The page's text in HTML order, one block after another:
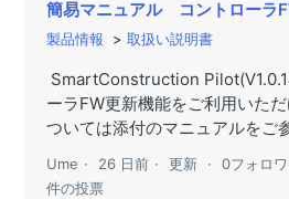
簡易マニュアル コントローラ
製品情報 取扱い説明書
SmartConstruction
ーラFW更新機能をご利用いた
ついては添付のマニュアルをご
Ume 26 日前 更新 0フォロ
件の投票